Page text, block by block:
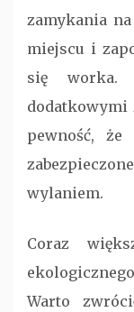
zamykania
miejscu i
się worka.
dodatkowymi
pewność,
wylaniem.
Coraz
Warto